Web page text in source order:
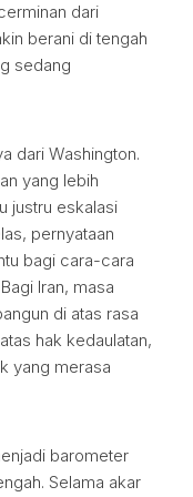
dari
berani di tengah
sedang
dari Washington.
yang lebih
justru eskalasi
pernyataan
bagi cara-cara
Iran, masa
di atas rasa
hak kedaulatan,
yang merasa
barometer
Selama akar